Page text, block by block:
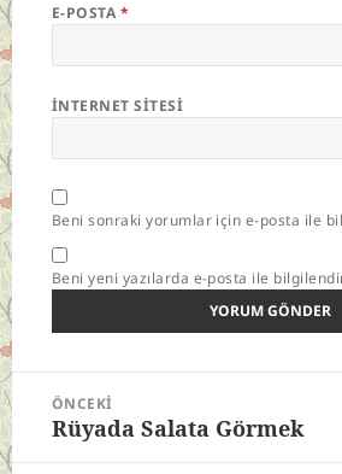
E-POSTA *
İNTERNET SITESI
Beni sonraki yorumlar için e-posta ile
Beni yeni yazılarda e-posta ile
Yazı
gezinmesi
ÖNCEKI
Önceki
Rüyada Salata Görmek